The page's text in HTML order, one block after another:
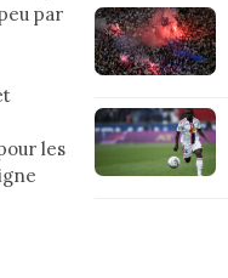
par
les